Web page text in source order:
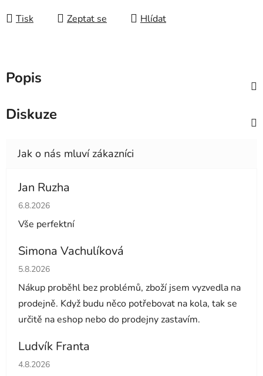
Tisk Zeptat se Hlídat
Popis
Diskuze
Jan Ruzha
Hodnocení obchodu je 5 z 5 hvězdiček.
6.8.2026
Vše perfektní
Simona Vachulíková
Hodnocení obchodu je 5 z 5 hvězdiček.
5.8.2026
Nákup proběhl bez problémů, zboží jsem vyzvedla na
prodejně. Když budu něco potřebovat na kola, tak se
určitě na eshop nebo do prodejny zastavím.
Ludvík Franta
Hodnocení obchodu je 5 z 5 hvězdiček.
4.8.2026